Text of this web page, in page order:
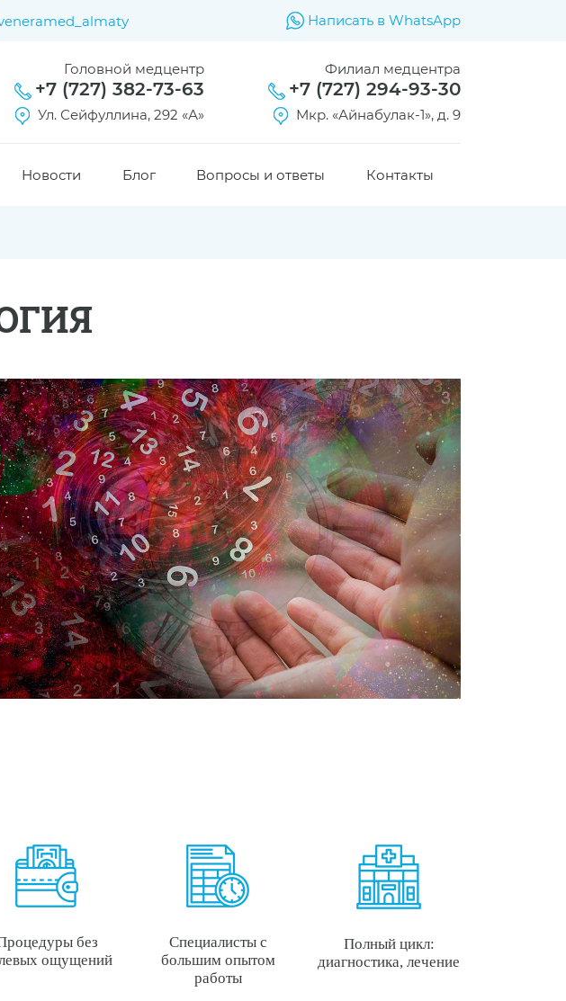
Написать в WhatsApp
Головной медцентр
+7 (727) 382-73-63
Ул. Сейфуллина, 292 «А»
Филиал медцентра
+7 (727) 294-93-30
Мкр. «Айнабулак-1», д. 9
Новости Блог Вопросы и ответы Контакты
без
ощущений
Специалисты с
большим опытом
работы
Полный цикл:
диагностика, лечение